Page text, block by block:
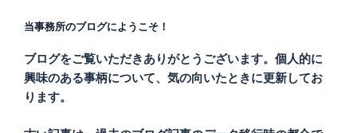
当事務所のブログにようこそ！
ブログをご覧いただきありがとうございます。個人的に
興味のある事柄について、気の向いたときに更新してお
ります。